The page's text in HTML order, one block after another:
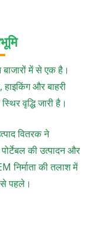
में से एक है।
हाइकिंग और बाहरी
वृद्धि जारी है।
वितरक ने
की उत्पादन और
निर्माता की तलाश में
से पहले।